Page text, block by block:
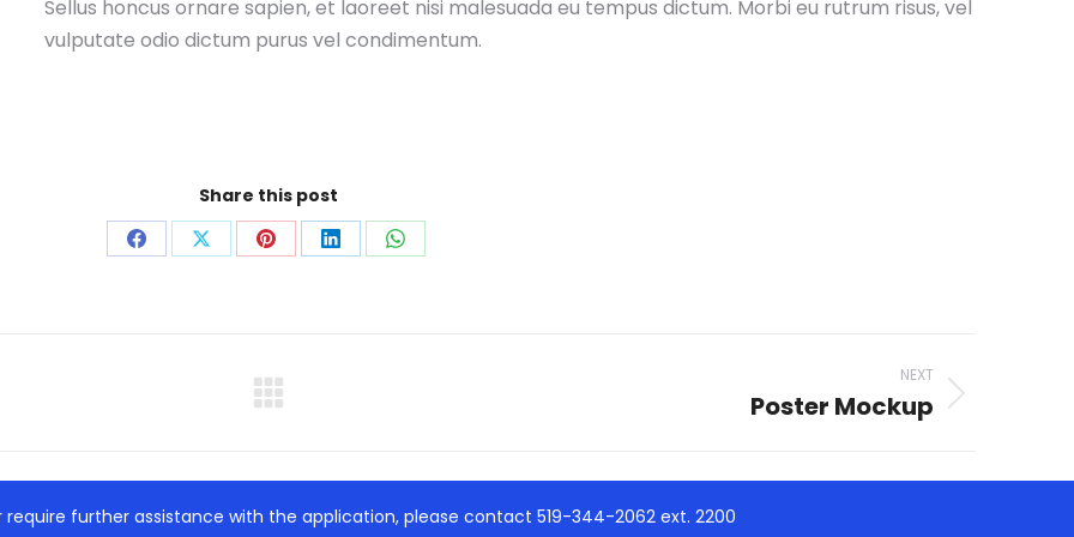
Sellus honcus ornare sapien, et laoreet nisi malesuada eu tempus dictum. Morbi eu rutrum risus, vel
vulputate odio dictum purus vel condimentum.
Share this post
Share Share Share Share Share
NEXT
Poster Mockup
require further assistance with the application, please contact 519-344-2062 ext. 2200